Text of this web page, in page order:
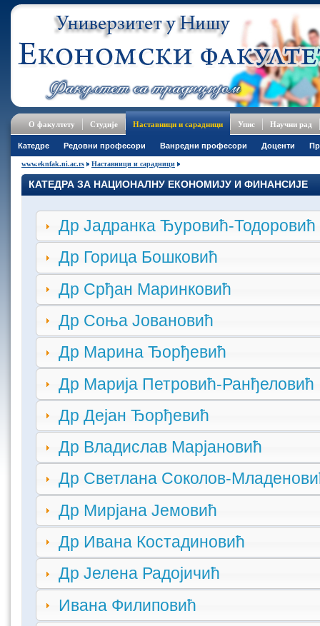
О факултету Студије Наставници и сарадници Упис Научни рад
Катедре Редовни професори Ванредни професори Доценти
www.eknfak.ni.ac.rs Наставници и сарадници
КАТЕДРА ЗА НАЦИОНАЛНУ ЕКОНОМИЈУ И ФИНАНСИЈЕ
Др Јадранка Ђуровић-Тодоровић
Др Горица Бошковић
Др Срђан Маринковић
Др Соња Јовановић
Др Марина Ђорђевић
Др Марија Петровић-Ранђеловић
Др Дејан Ђорђевић
Др Владислав Марјановић
Др Светлана Соколов-
Др Мирјана Јемовић
Др Ивана Костадиновић
Др Јелена Радојичић
Ивана Филиповић